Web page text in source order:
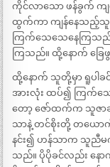
ကိုင်လာသော ဖန်ခွက် က
ထွက်ကာ ကျန်နေသည့်သူကို
ကြက်သေသေနေကြသည်
ကြသည်။ ထို့နောက် ခြ
ထို့နောက် သူတို့မှာ ရူပါ
အားလုံး ထပ်၍ ကြက်
တော့ ဇော်ထက်က သူဇ
သာနဲ့ တင်စိုးတို့ တယော
နင်း၍ ဟန်သာက သူညီ
သည်။ ပိုပိုခင်လည်း န